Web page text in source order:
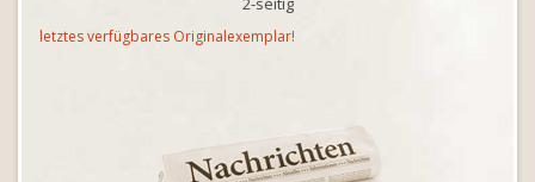
letztes verfügbares Originalexemplar!